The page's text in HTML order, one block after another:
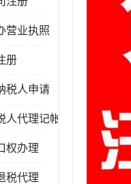
营业执照
册
税人申请
人代理记帐
权办理
税代理